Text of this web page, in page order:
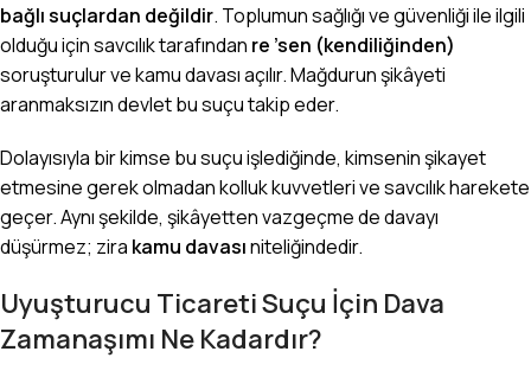
bağlı suçlardan değildir. Toplumun sağlığı ve güvenliği ile ilgili
olduğu için savcılık tarafından re ’sen (kendiliğinden)
soruşturulur ve kamu davası açılır. Mağdurun şikâyeti
aranmaksızın devlet bu suçu takip eder.
Dolayısıyla bir kimse bu suçu işlediğinde, kimsenin şikayet
etmesine gerek olmadan kolluk kuvvetleri ve savcılık harekete
geçer. Aynı şekilde, şikâyetten vazgeçme de davayı
düşürmez; zira kamu davasıniteliğindedir.
Uyuşturucu Ticareti Suçu İçin Dava
Zamanaşımı Ne Kadardır?